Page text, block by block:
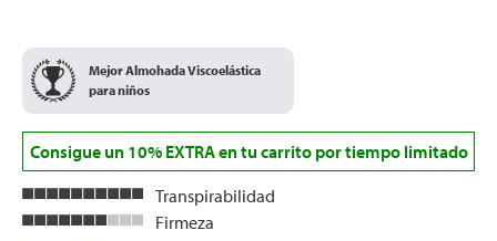
Mejor Almohada Viscoelástica
para niños
Consigue un 10% EXTRA en tu carrito por tiempo limitado
Transpirabilidad
Firmeza